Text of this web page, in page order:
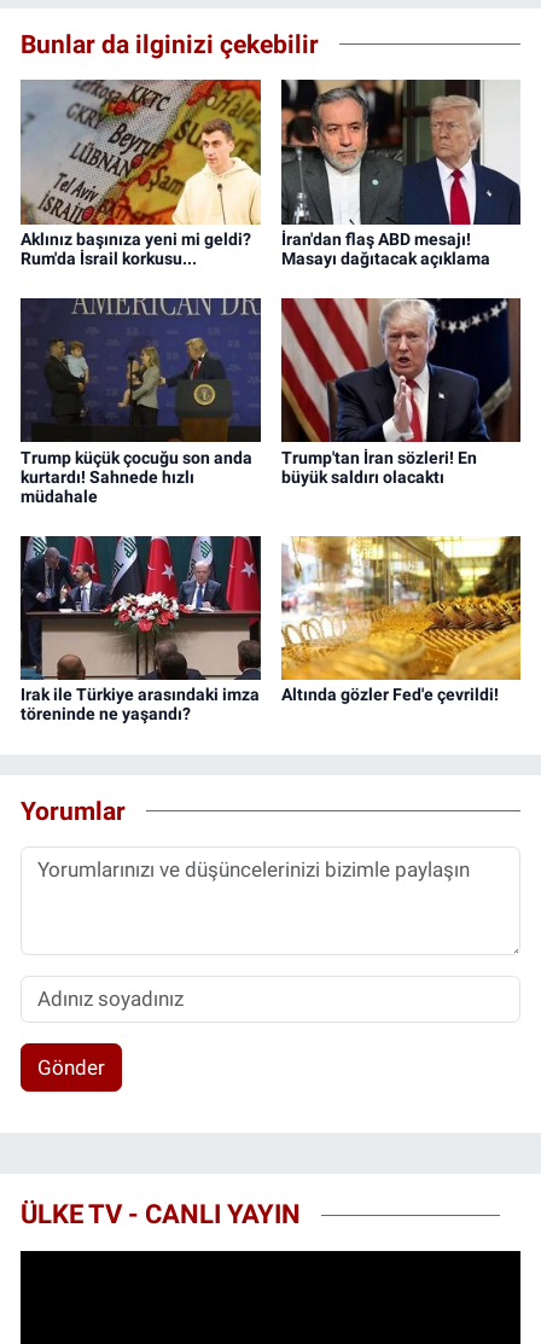
Bunlar da ilginizi çekebilir
Aklınız başınıza yeni mi geldi?
Rum'da İsrail korkusu...
İran'dan flaş ABD mesajı!
Masayı dağıtacak açıklama
Trump küçük çocuğu son anda
kurtardı! Sahnede hızlı
müdahale
Trump'tan İran sözleri! En
büyük saldırı olacaktı
Irak ile Türkiye arasındaki imza
töreninde ne yaşandı?
Altında gözler Fed'e çevrildi!
Yorumlar
Gönder
ÜLKE TV - CANLI YAYIN